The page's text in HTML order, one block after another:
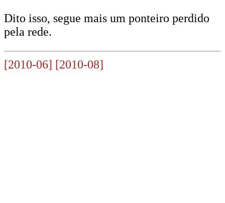
Dito isso, segue mais um ponteiro perdido
pela rede.
[2010-06] [2010-08]